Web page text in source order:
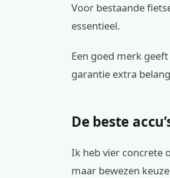
Voor bestaande
essentieel.
Een goed merk
garantie extra
De beste
Ik heb vier concrete
maar bewezen